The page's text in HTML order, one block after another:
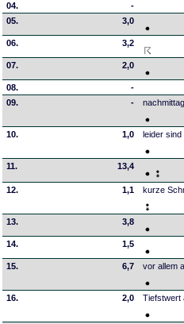
04.
-
05.
3,0
06. 3,2
07. 2,0
08.
-
09.
-
10. 1,0 leider
11. 13,4
12. 1,1 kurze
13. 3,8
14. 1,5
15. 6,7 vor allem
16. 2,0 Tiefstwert